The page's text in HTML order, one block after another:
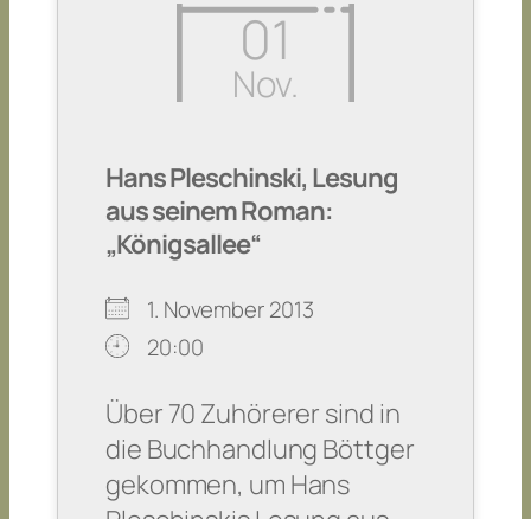
01
Nov.
Hans Pleschinski, Lesung
aus seinem Roman:
„Königsallee“
1. November 2013
20:00
Über 70 Zuhörerer sind in
die Buchhandlung Böttger
gekommen, um Hans